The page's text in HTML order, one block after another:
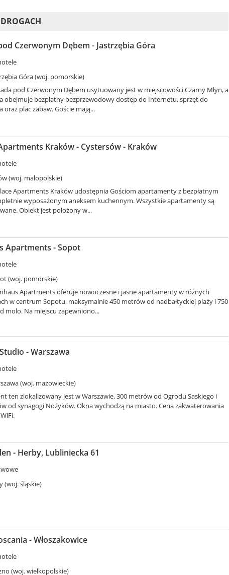
Czerwonym Dębem - Jastrzębia Góra
Góra (woj. pomorskie)
pod Czerwonym Dębem usytuowany jest w miejscowości Czarny Młyn, a
obejmuje bezpłatny bezprzewodowy dostęp do Internetu, sprzęt do
oraz plac zabaw. Goście mają...
Kraków - Cystersów - Kraków
(woj. małopolskie)
Apartments Kraków udostępnia Gościom apartamenty z bezpłatnym
wyposażonym aneksem kuchennym. Wszystkie apartamenty są
Obiekt jest położony w...
Apartments - Sopot
(woj. pomorskie)
Apartments oferuje nowoczesne i jasne apartamenty w różnych
w centrum Sopotu, maksymalnie 450 metrów od nadbałtyckiej plaży i 750
molo. Na miejscu zapewniono...
- Warszawa
(woj. mazowieckie)
ten zlokalizowany jest w Warszawie, 300 metrów od Ogrodu Saskiego i
od synagogi Nożyków. Okna wychodzą na miasto. Cena zakwaterowania
- Herby, Lubliniecka 61
(woj. śląskie)
- Włoszakowice
(woj. wielkopolskie)